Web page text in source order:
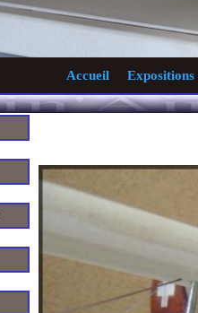
Accueil Expositions